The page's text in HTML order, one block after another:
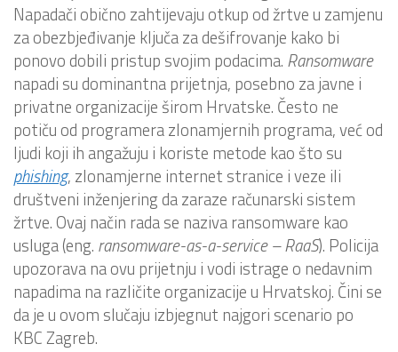
Napadači obično zahtijevaju otkup od žrtve u zamjenu
za obezbjeđivanje ključa za dešifrovanje kako bi
ponovo dobili pristup svojim podacima. Ransomware
napadi su dominantna prijetnja, posebno za javne i
privatne organizacije širom Hrvatske. Često ne
potiču od programera zlonamjernih programa, već od
ljudi koji ih angažuju i koriste metode kao što su
phishing, zlonamjerne internet stranice i veze ili
društveni inženjering da zaraze računarski sistem
žrtve. Ovaj način rada se naziva ransomware kao
usluga (eng. ransomware-as-a-service – RaaS). Policija
upozorava na ovu prijetnju i vodi istrage o nedavnim
napadima na različite organizacije u Hrvatskoj. Čini se
da je u ovom slučaju izbjegnut najgori scenario po
KBC Zagreb.